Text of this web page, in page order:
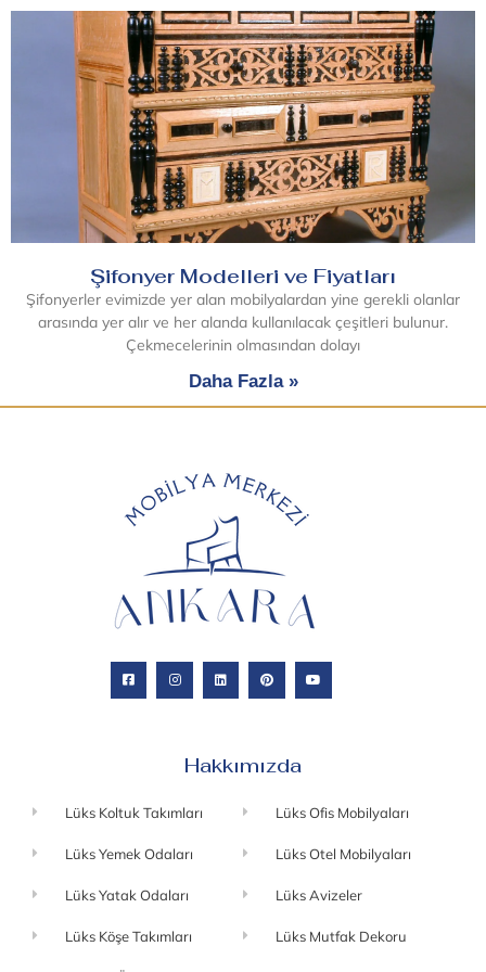
Şifonyer Modelleri ve Fiyatları
Şifonyerler evimizde yer alan mobilyalardan yine gerekli olanlar
arasında yer alır ve her alanda kullanılacak çeşitleri bulunur.
Çekmecelerinin olmasından dolayı
Daha Fazla »
Hakkımızda
Lüks Koltuk Takımları
Lüks Yemek Odaları
Lüks Yatak Odaları
Lüks Köşe Takımları
Lüks Ofis Mobilyaları
Lüks Otel Mobilyaları
Lüks Avizeler
Lüks Mutfak Dekoru